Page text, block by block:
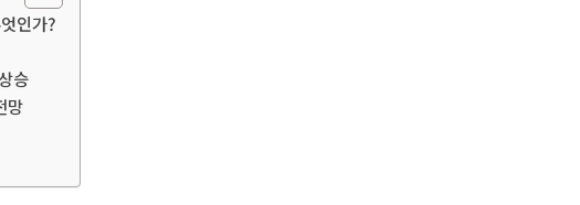
인가?
승
망